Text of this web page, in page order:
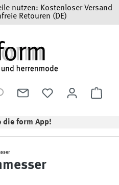
nutzen: Kostenloser Versand
Retouren (DE)
die form App!